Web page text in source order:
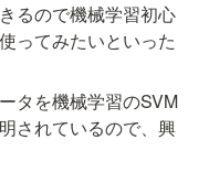
るので機械学習初心
ってみたいといった
タを機械学習のSVM
されているので、興